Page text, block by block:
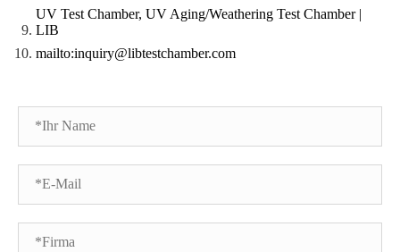
UV Test Chamber, UV Aging/Weathering Test Chamber |
LIB
mailto:inquiry@libtestchamber.com